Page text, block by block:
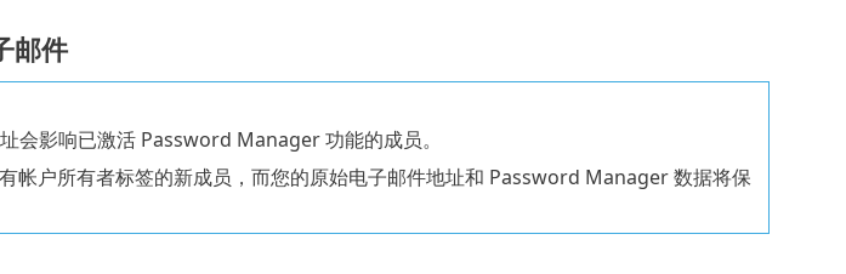
邮件
会影响已激活 Password Manager 功能的成员。
帐户所有者标签的新成员，而您的原始电子邮件地址和 Password Manager 数据将保